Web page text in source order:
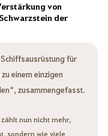
von
der
für
einem einzigen
zusammengefasst.
nun nicht mehr,
sondern wie viele